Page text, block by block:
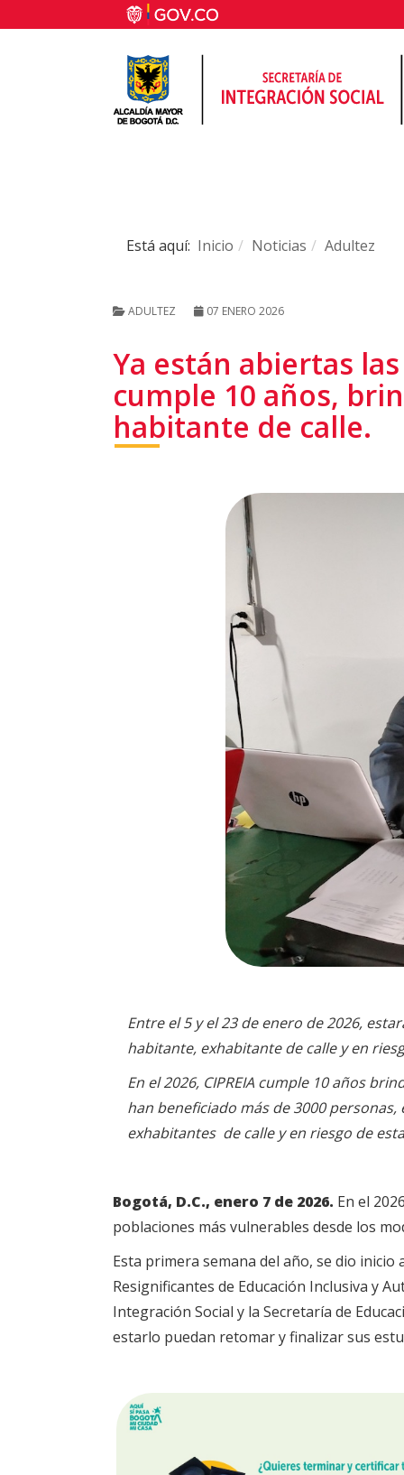
Está aquí: Inicio Noticias Adultez
ADULTEZ 07 ENERO 2026
Ya están abiertas
cumple 10 años,
habitante de calle.
Entre el 5 y el 23 de enero de 2026,
habitante, exhabitante de calle y en
En el 2026, CIPREIA cumple 10 años
han beneficiado más de 3000personas,
exhabitantes de calle y en riesgo de
Bogotá, D.C., enero 7 de 2026. En el
poblaciones más vulnerables desde los
Esta primera semana del año, se dio
Resignificantes de Educación Inclusiva y
Integración Social y la Secretaría de
estarlo puedan retomar y finalizar sus